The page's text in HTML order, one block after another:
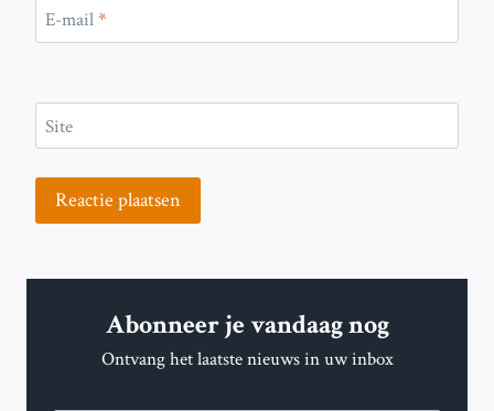
E-mail*
Site
Abonneer je vandaag nog
Ontvang het laatste nieuws in uw inbox